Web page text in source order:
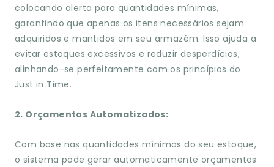
colocando alerta para quantidades mínimas,
garantindo que apenas os itens necessários sejam
adquiridos e mantidos em seu armazém. Isso ajuda a
evitar estoques excessivos e reduzir desperdícios,
alinhando-se perfeitamente com os princípios do
Just in Time.
2. Orçamentos Automatizados:
Com base nas quantidades mínimas do seu estoque,
o sistema pode gerar automaticamente orçamentos